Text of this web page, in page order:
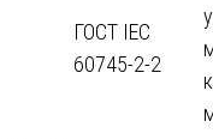
ГОСТ IEC
60745-2-2